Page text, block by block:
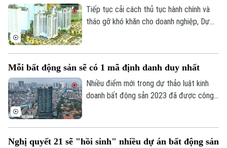
Tiếp tục cải cách thủ tục hành chính và
tháo gỡ khó khăn cho doanh nghiệp, Dự
nhượng dự án.
Mỗi bất động sản sẽ có 1 mã định danh duy nhất
Nhiều điểm mới trong dự thảo luật kinh
doanh bất động sản 2023 đã được công
động sản sẽ được bổ sung vào điều
Nghị quyết 21 sẽ "hồi sinh" nhiều dự án bất động sản